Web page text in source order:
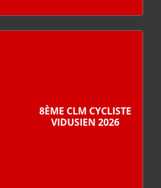
8ÈME CLM CYCLISTE
VIDUSIEN 2026